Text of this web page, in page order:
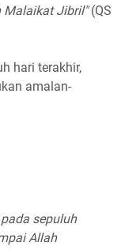
Malaikat Jibril"(QS
hari terakhir,
amalan-
sepuluh
Allah